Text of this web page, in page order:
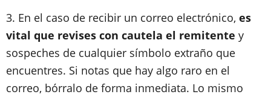
3. En el caso de recibir un correo electrónico, es
vital que revises con cautela el remitente y
sospeches de cualquier símbolo extraño que
encuentres. Si notas que hay algo raro en el
correo, bórralo de forma inmediata. Lo mismo